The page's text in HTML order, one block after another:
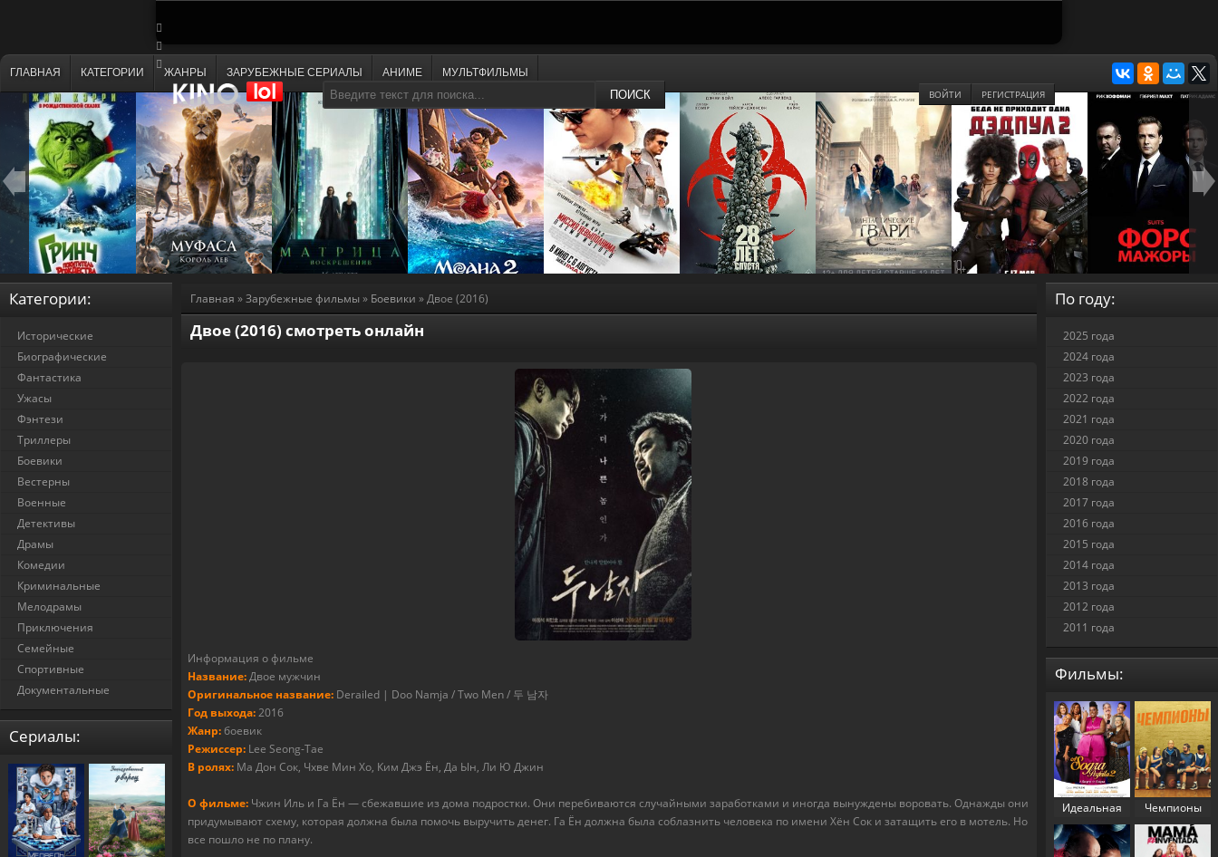
ПОИСК ВОЙТИ РЕГИСТРАЦИЯ
ГЛАВНАЯ КАТЕГОРИИ ЖАНРЫ ЗАРУБЕЖНЫЕ СЕРИАЛЫ АНИМЕ МУЛЬТФИЛЬМЫ
Главная »Зарубежные фильмы» Боевики » Двое (2016)
Двое (2016) смотреть онлайн
Информация о фильме
Название:Двое мужчин
Оригинальное название: Derailed | Doo Namja / Two Men / 두 남자
Год выхода:2016
Жанр:боевик
Режиссер: Lee Seong-Tae
В ролях: Ма Дон Сок, Чхве Мин Хо, Ким Джэ Ён, Да Ын, Ли Ю Джин
О фильме: Чжин Иль и Га Ён — сбежавшие из дома подростки. Они перебиваются случайными заработками и иногда вынуждены воровать. Однажды они
придумывают схему, которая должна была помочь выручить денег. Га Ён должна была соблазнить человека по имени Хён Сок и затащить его в мотель. Но
все пошло не по плану.
Категории:
Исторические
Биографические
Фантастика
Ужасы
Фэнтези
Триллеры
Боевики
Вестерны
Военные
Детективы
Драмы
Комедии
Криминальные
Мелодрамы
Приключения
Семейные
Спортивные
Документальные
Cериалы:
По году:
2025 года
2024 года
2023 года
2022 года
2021 года
2020 года
2019 года
2018 года
2017 года
2016 года
2015 года
2014 года
2013 года
2012 года
2011 года
Фильмы:
Идеальная
свекровь 2
(2025)
Чемпионы
(2023)